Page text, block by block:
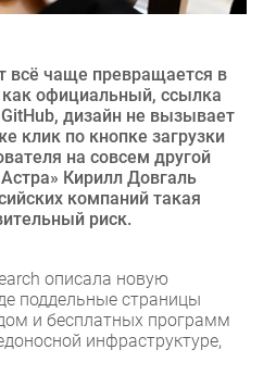
всё чаще превращается в
официальный, ссылка
дизайн не вызывает
клик по кнопке загрузки
на совсем другой
Кирилл Довгаль
компаний такая
риск.
описала новую
поддельные страницы
и бесплатных программ
инфраструктуре,